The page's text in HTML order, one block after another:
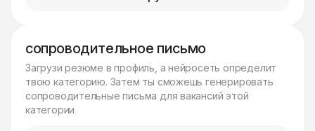
сопроводительное письмо
Загрузи резюме в профиль, а нейросеть определит
твою категорию. Затем ты сможешь генерировать
сопроводительные письма для вакансий этой
категории